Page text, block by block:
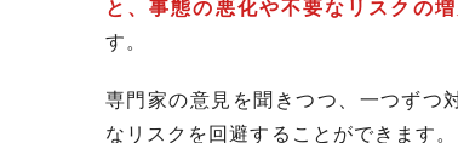
と、事態の悪化や不要なリスクの
す。
専門家の意見を聞きつつ、一つずつ
なリスクを回避することができます。